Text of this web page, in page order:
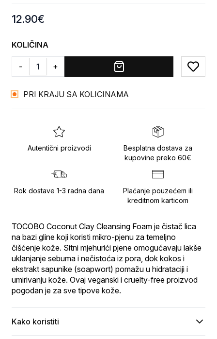
Product information
12.90€
KOLIČINA
- +
Add
PRI KRAJU SA KOLICINAMA
Autentični proizvodi
Besplatna dostava za
kupovine preko 60€
Rok dostave 1-3 radna dana
Plaćanje pouzećem ili
kreditnom karticom
TOCOBO Coconut Clay Cleansing Foam je čistač lica
na bazi gline koji koristi mikro-pjenu za temeljno
čišćenje kože. Sitni mjehurići pjene omogućavaju lakše
uklanjanje sebuma i nečistoća iz pora, dok kokos i
ekstrakt sapunike (soapwort) pomažu u hidrataciji i
umirivanju kože. Ovaj veganski i cruelty-free proizvod
pogodan je za sve tipove kože.
Kako koristiti